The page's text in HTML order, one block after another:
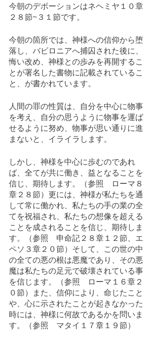
今朝のデボーションはネヘミヤ１０章
２８節~３１節です。
今朝の箇所では、神様への信仰から堕
落し、バビロニアへ捕囚された後に、
悔い改め、神様との歩みを再開するこ
とが署名した書物に記載されているこ
と、が書かれています。
人間の罪の性質は、自分を中心に物事
を考え、自分の思うように物事を運ば
せるように努め、物事が思い通りに進
まないと、イライラします。
しかし、神様を中心に歩むのであれ
ば、全てが共に働き、益となることを
信じ、期待します。（参照　ローマ８
章２８節）更には、神様が私たちを通
して常に働かれ、私たちの手の業の全
てを祝福され、私たちの想像を超える
ことを成されることを信じ、期待しま
す。（参照　申命記２８章１２節、エ
ペソ３章２０節）そして、この世の中
の全ての悪の根は悪魔であり、その悪
魔は私たちの足元で破壊されている事
を信じます。（参照　ローマ１６章２
０節）また、信仰により、命じたこと
や、心に示されたことが起きなかった
時には、神様に何故であるかを問いま
す。（参照　マタイ１７章１９節）